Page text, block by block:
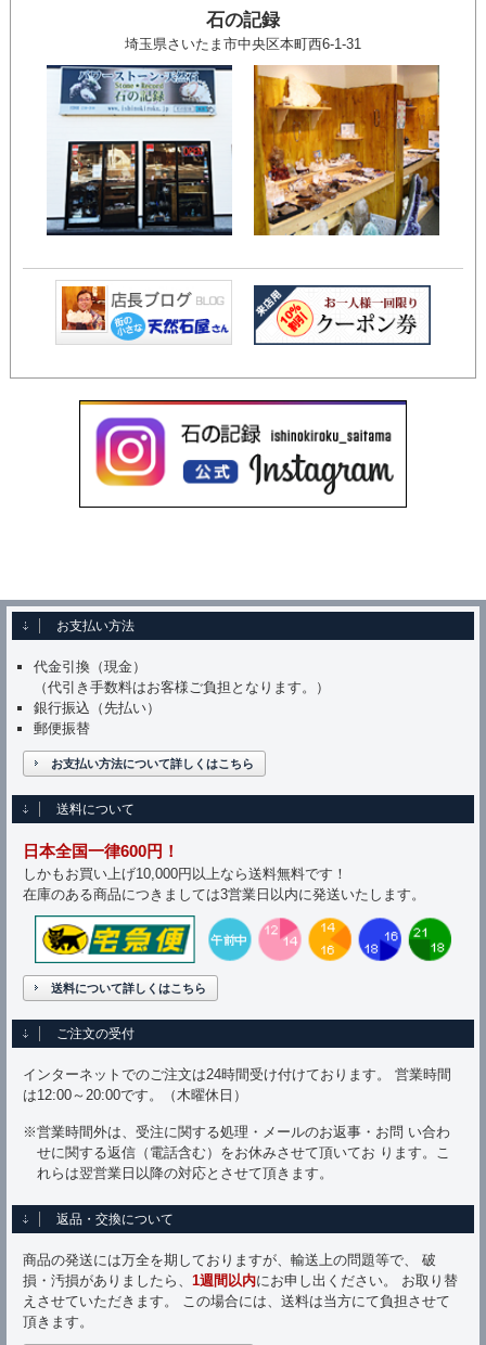
石の記録
埼玉県さいたま市中央区本町西6-1-31
お支払い方法
代金引換（現金）
（代引き手数料はお客様ご負担となります。）
銀行振込（先払い）
郵便振替
お支払い方法について詳しくはこちら
送料について
日本全国一律600円！
しかもお買い上げ10,000円以上なら送料無料です！
在庫のある商品につきましては3営業日以内に発送いたします。
送料について詳しくはこちら
ご注文の受付
インターネットでのご注文は24時間受け付けております。 営業時間
は12:00～20:00です。（木曜休日）
※営業時間外は、受注に関する処理・メールのお返事・お問 い合わ
せに関する返信（電話含む）をお休みさせて頂いてお ります。こ
れらは翌営業日以降の対応とさせて頂きます。
返品・交換について
商品の発送には万全を期しておりますが、輸送上の問題等で、 破
損・汚損がありましたら、 1週間以内にお申し出ください。 お取り替
えさせていただきます。 この場合には、送料は当方にて負担させて
頂きます。